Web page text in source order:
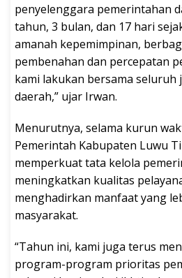
penyelenggara pemerintahan
tahun, 3 bulan, dan 17 hari
amanah kepemimpinan,
pembenahan dan percepatan
kami lakukan bersama seluruh
daerah,” ujar Irwan.
Menurutnya, selama kurun
Pemerintah Kabupaten Luwu
memperkuat tata kelola
meningkatkan kualitas
menghadirkan manfaat yang
masyarakat.
“Tahun ini, kami juga terus
program-program prioritas